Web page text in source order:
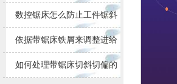
损耗
数控锯床怎么防止工件锯斜
依据带锯床铁屑来调整进给
量大小
如何处理带锯床切斜切偏的